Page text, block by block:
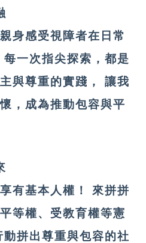
身感受視障者在日常
一次指尖探索，都是
與尊重的實踐， 讓我
，成為推動包容與平
有基本人權！ 來拼拼
等權、受教育權等憲
拼出尊重與包容的社